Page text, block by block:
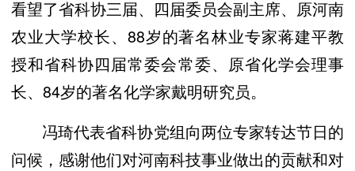
看望了省科协三届、四届委员会副主席、原河南
农业大学校长、 88岁的著名林业专家蒋建平教
授和省科协四届常委会常委、原省化学会理事
长、 84岁的著名化学家戴明研究员。
冯琦代表省科协党组向两位专家转达节日的
问候，感谢他们对河南科技事业做出的贡献和对